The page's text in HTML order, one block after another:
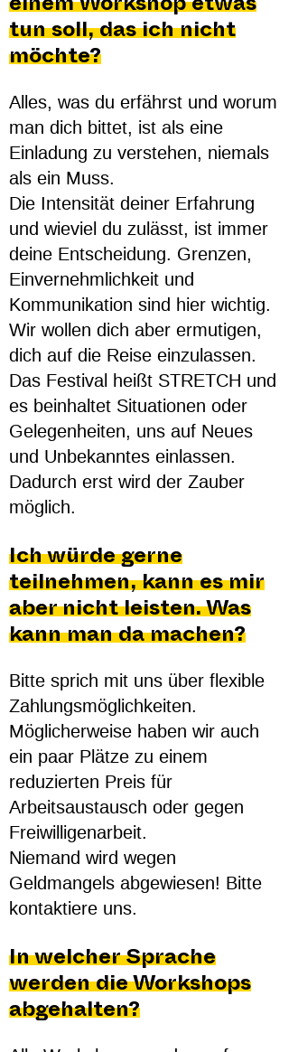
einem Workshop etwas
tun soll, das ich nicht
möchte?
Alles, was du erfährst und worum
man dich bittet, ist als eine
Einladung zu verstehen, niemals
als ein Muss.
Die Intensität deiner Erfahrung
und wieviel du zulässt, ist immer
deine Entscheidung. Grenzen,
Einvernehmlichkeit und
Kommunikation sind hier wichtig.
Wir wollen dich aber ermutigen,
dich auf die Reise einzulassen.
Das Festival heißt STRETCH und
es beinhaltet Situationen oder
Gelegenheiten, uns auf Neues
und Unbekanntes einlassen.
Dadurch erst wird der Zauber
möglich.
Ich würde gerne
teilnehmen, kann es mir
aber nicht leisten. Was
kann man da machen?
Bitte sprich mit uns über flexible
Zahlungsmöglichkeiten.
Möglicherweise haben wir auch
ein paar Plätze zu einem
reduzierten Preis für
Arbeitsaustausch oder gegen
Freiwilligenarbeit.
Niemand wird wegen
Geldmangels abgewiesen! Bitte
kontaktiere uns.
In welcher Sprache
werden die Workshops
abgehalten?